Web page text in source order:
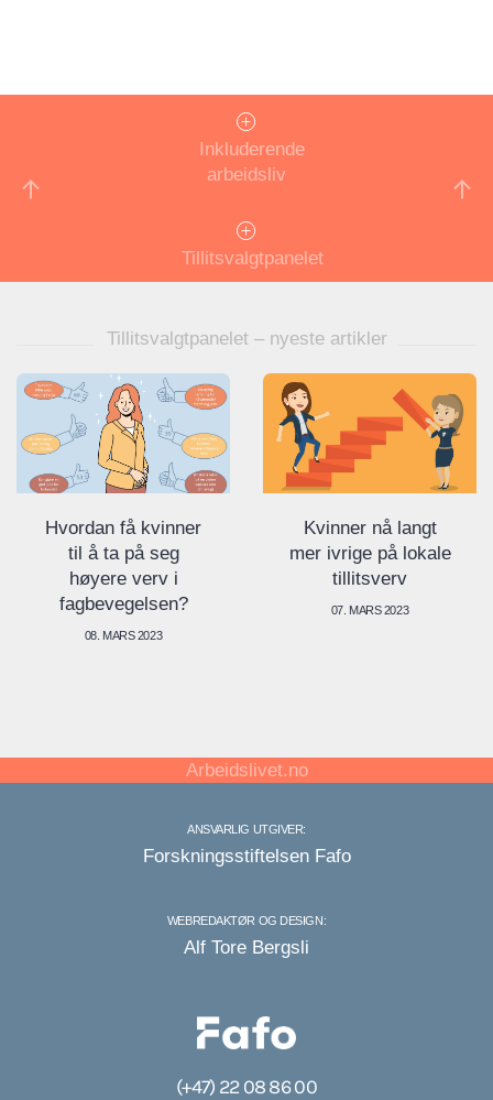
Inkluderende
arbeidsliv
Tillitsvalgtpanelet
Tillitsvalgtpanelet – nyeste artikler
Hvordan få kvinner
til å ta på seg
høyere verv i
fagbevegelsen?
08. MARS 2023
Kvinner nå langt
mer ivrige på lokale
tillitsverv
07. MARS 2023
Arbeidslivet.no
(+47) 22 08 86 00
ANSVARLIG UTGIVER:
Forskningsstiftelsen Fafo
WEBREDAKTØR OG DESIGN:
Alf Tore Bergsli